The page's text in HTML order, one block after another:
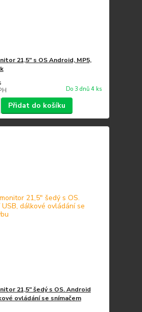
21,5" s OS Android, MP5,
Do 3 dnů 4 ks
Přidat do košíku
21,5" šedý s OS. Android
ovládání se snímačem